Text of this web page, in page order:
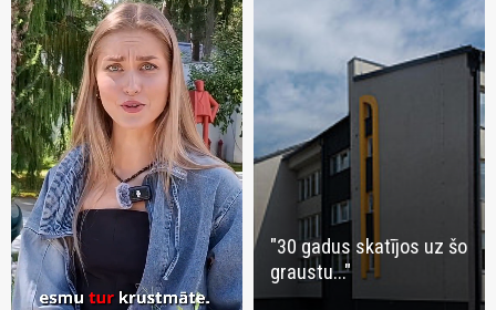
"30 gadus skatījos uz šo
graustu..."